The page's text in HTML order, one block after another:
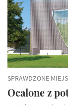
SPRAWDZONE
Ocalone z